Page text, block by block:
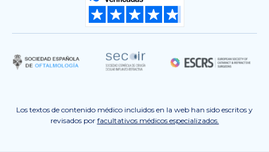
Los textos de contenido médico incluidos en la web han sido escritos y
revisados por facultativos médicos especializados.